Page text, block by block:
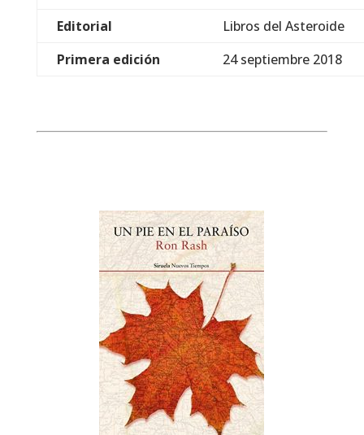
Editorial
Libros del Asteroide
Primera edición
24 septiembre 2018